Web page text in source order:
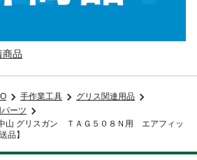
商品
手作業工具
グリス関連用品
ーツ
中山 グリスガン ＴＡＧ５０８Ｎ用 エアフィッ
品】